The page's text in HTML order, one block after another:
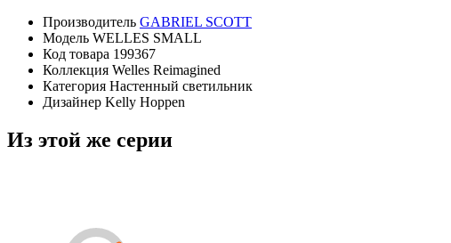
Производитель GABRIEL SCOTT
Модель WELLES SMALL
Код товара 199367
Коллекция Welles Reimagined
Категория Настенный светильник
Дизайнер Kelly Hoppen
Из этой же серии